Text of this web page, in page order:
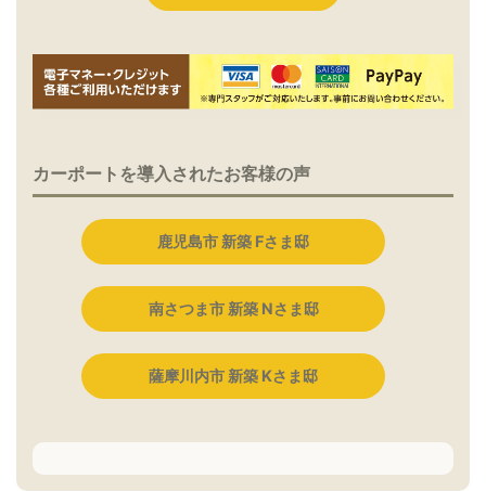
カーポートを導入されたお客様の声
鹿児島市 新築 Fさま邸
南さつま市 新築 Nさま邸
薩摩川内市 新築 Kさま邸